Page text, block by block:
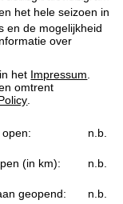
en de mogelijkheid
over
het Impressum
omtrent
het hele seizoen in
n.b.
(in km): n.b.
geopend: n.b.